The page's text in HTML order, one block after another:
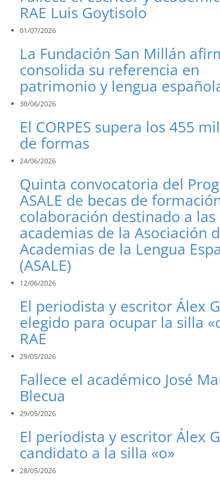
RAE Luis Goytisolo
01/07/2026
La Fundación San Millán
consolida su referencia en
patrimonio y lengua
30/06/2026
El CORPES supera los 455
de formas
24/06/2026
Quinta convocatoria del
ASALE de becas de
colaboración destinado a las
academias de la Asociación
Academias de la Lengua
(ASALE)
12/06/2026
El periodista y escritor Álex
elegido para ocupar la silla
RAE
29/05/2026
Fallece el académico José
Blecua
29/05/2026
El periodista y escritor Álex
candidato a la silla «o»
28/05/2026